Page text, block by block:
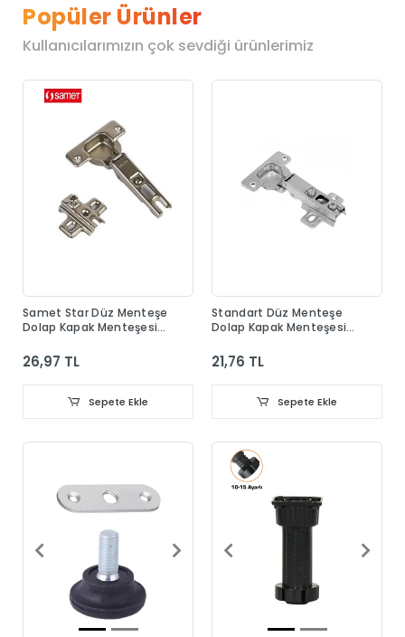
Popüler Ürünler
Kullanıcılarımızın çok sevdiği ürünlerimiz
Samet Star Düz Menteşe
Dolap Kapak Menteşesi
26,97 TL
Sepete Ekle
Standart Düz Menteşe
Dolap Kapak Menteşesi
21,76 TL
Sepete Ekle